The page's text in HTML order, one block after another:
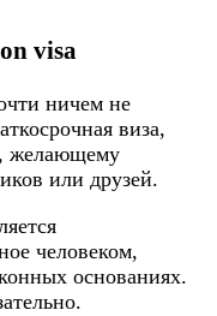
visa
ничем не
виза,
желающему
или друзей.
человеком,
основаниях.